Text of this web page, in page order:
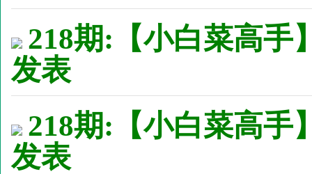
218期:【小白菜高手
发表
218期:【小白菜高手
发表